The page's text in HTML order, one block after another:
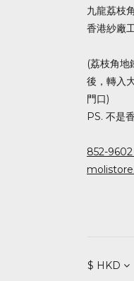
九龍荔枝
香港紗廠
(荔枝角地
後，轉入
門口)
PS. 不是
852-
$ HKD